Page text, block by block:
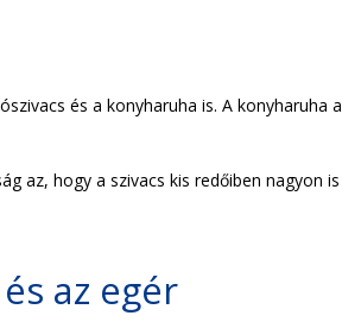
és a konyharuha is. A konyharuha
az, hogy a szivacs kis redőiben nagyon
az egér